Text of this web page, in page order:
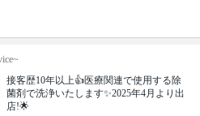
接客歴10年以上👍医療関連で使用する除
菌剤で洗浄いたします✨2025年4月より出
店!🌟